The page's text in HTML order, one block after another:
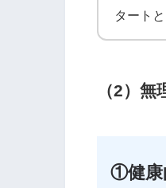
タート
（2）
①健康